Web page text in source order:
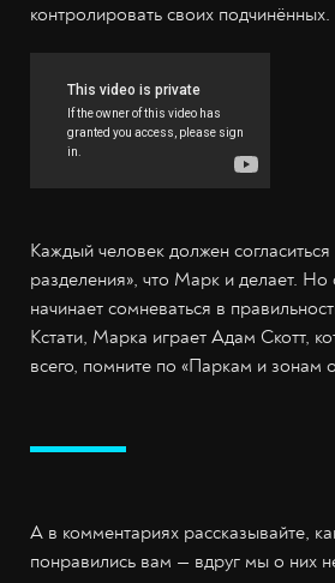
контролировать своих подчинённых.
Каждый человек должен
разделения», что Марк и делает. Но
начинает сомневаться в
Кстати, Марка играет Адам Скотт,
всего, помните по «Паркам и зонам
А в комментариях рассказывайте,
понравились вам — вдруг мы о них